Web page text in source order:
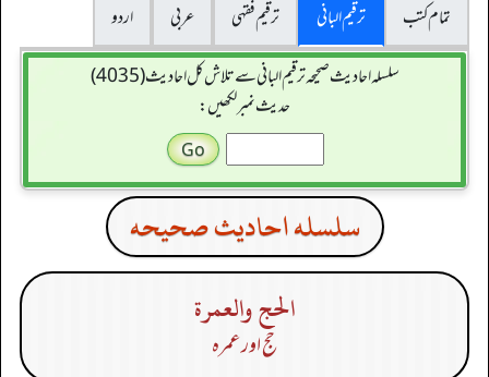
تمام کتب
ترقیم البانی ترقيم فقہی عربی
اردو
سلسله احاديث صحيحه ترقیم البانی سے تلاش کل احادیث (4035)
حدیث نمبر لکھیں:
سلسله احاديث صحيحه
الحج والعمرة
حج اور عمرہ